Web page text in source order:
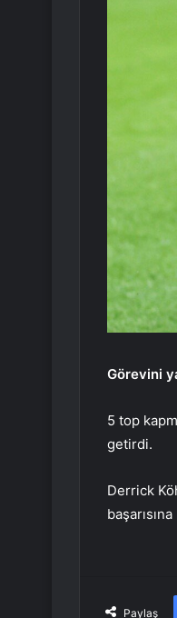
Görevini
5 top
getirdi.
Derrick
Paylaş